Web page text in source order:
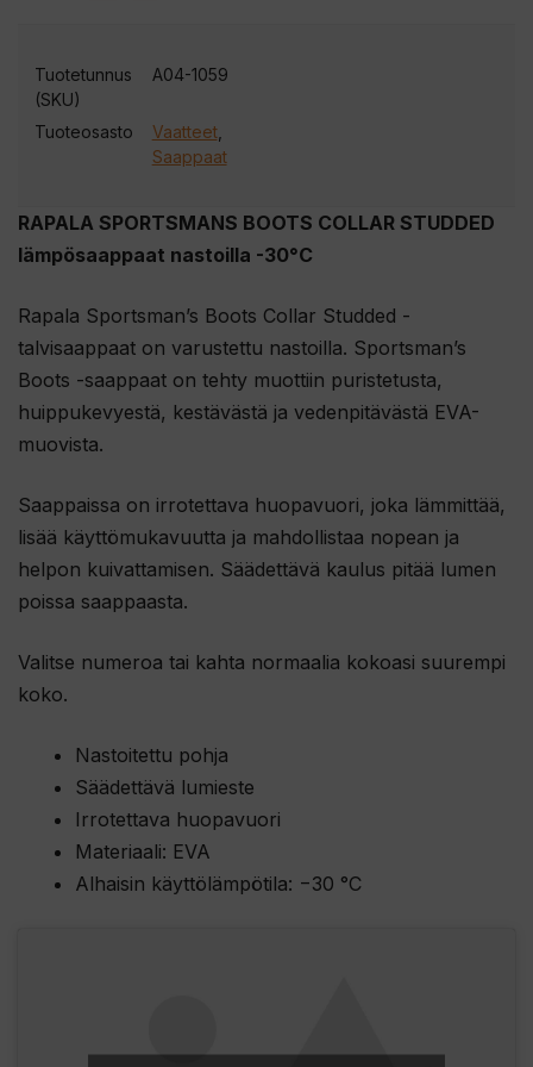
RAPALA SPORTSMANS BOOTS COLLAR STUDDED
lämpösaappaat nastoilla -30°C
Rapala Sportsman’s Boots Collar Studded -
talvisaappaat on varustettu nastoilla. Sportsman’s
Boots -saappaat on tehty muottiin puristetusta,
huippukevyestä, kestävästä ja vedenpitävästä EVA-
muovista.
Saappaissa on irrotettava huopavuori, joka lämmittää,
lisää käyttömukavuutta ja mahdollistaa nopean ja
helpon kuivattamisen. Säädettävä kaulus pitää lumen
poissa saappaasta.
Valitse numeroa tai kahta normaalia kokoasi suurempi
koko.
Nastoitettu pohja
Säädettävä lumieste
Irrotettava huopavuori
Materiaali: EVA
Alhaisin käyttölämpötila: −30 °C
Tuotetunnus
(SKU)
A04-1059
Tuoteosasto Vaatteet,
Saappaat